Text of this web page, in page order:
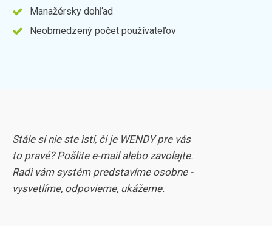
Manažérsky dohľad
Neobmedzený počet používateľov
Stále si nie ste istí, či je WENDY pre vás
to pravé? Pošlite e-mail alebo zavolajte.
Radi vám systém predstavíme osobne -
vysvetlíme, odpovieme, ukážeme.